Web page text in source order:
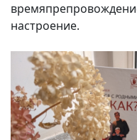
настроение.